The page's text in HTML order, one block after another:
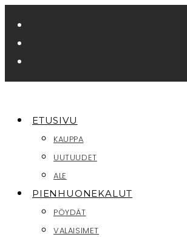
suoraan
sisältöön
ETUSIVU
KAUPPA
UUTUUDET
ALE
PIENHUONEKALUT
PÖYDÄT
VALAISIMET